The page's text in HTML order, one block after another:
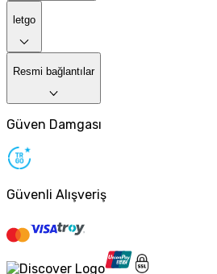
letgo
Resmi bağlantılar
Güven Damgası
Güvenli Alışveriş